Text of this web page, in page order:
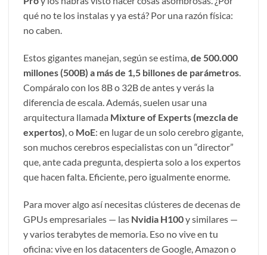
qué no te los instalas y ya está? Por una razón física:
no caben.
Estos gigantes manejan, según se estima,de 500.000
millones (500B) a más de 1,5 billones de parámetros.
Compáralo con los 8B o 32B de antes y verás la
diferencia de escala. Además, suelen usar una
arquitectura llamada Mixture of Experts (mezcla de
expertos), o MoE: en lugar de un solo cerebro gigante,
son muchos cerebros especialistas con un “director”
que, ante cada pregunta, despierta solo a los expertos
que hacen falta. Eficiente, pero igualmente enorme.
Para mover algo así necesitas clústeres de decenas de
GPUs empresariales — las Nvidia H100y similares —
y varios terabytes de memoria. Eso no vive en tu
oficina: vive en los datacenters de Google, Amazon o